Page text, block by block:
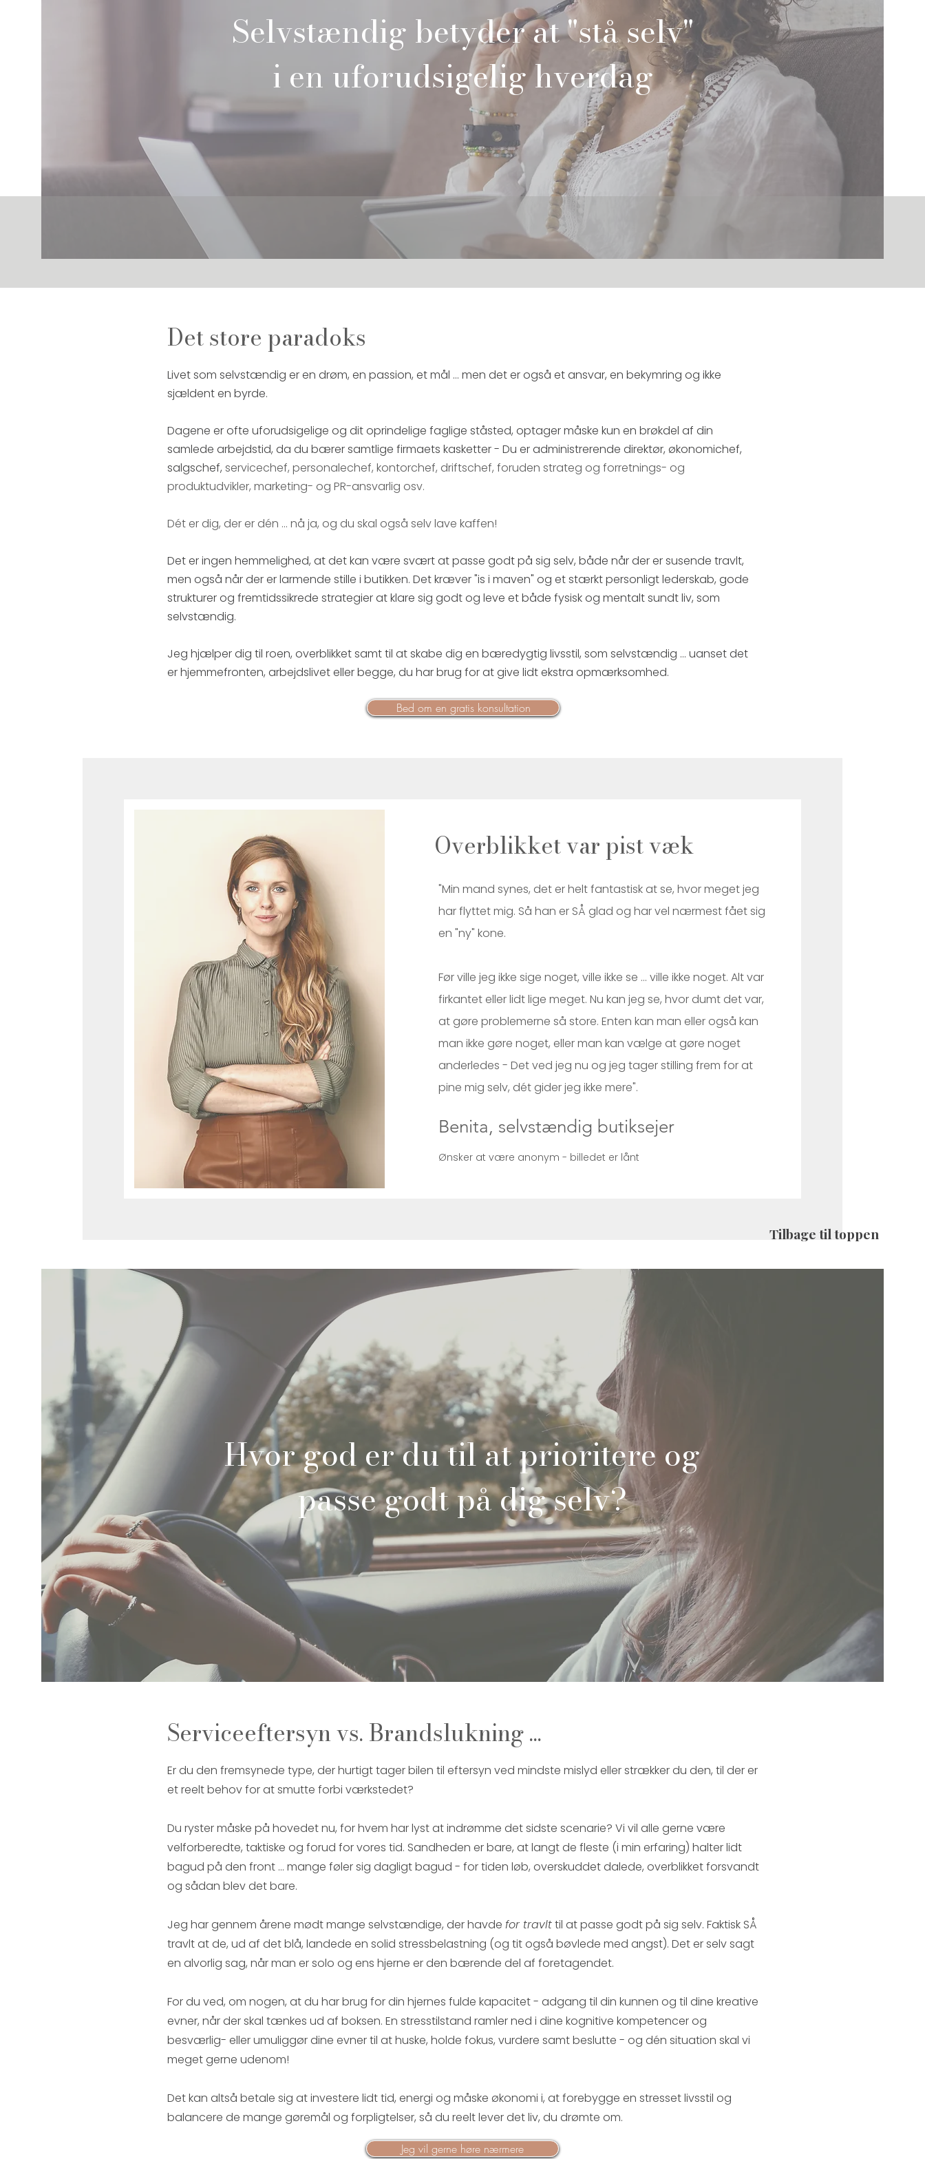
Tilbage til toppen
Selvstændig betyder at "stå selv"
i en uforudsigelig hverdag
Det store paradoks
Livet som selvstændig er en drøm, en passion, et mål ... men det er også et ansvar, en bekymring og ikke
sjældent en byrde.
Dagene er ofte uforudsigelige og dit oprindelige faglige ståsted, optager måske kun en brøkdel af din
samlede arbejdstid, da du bærer samtlige firmaets kasketter - Du er administrerende direktør, økonomichef,
salgschef, servicechef, personalechef, kontorchef, driftschef, foruden strateg og forretnings- og
produktudvikler, marketing- og PR-ansvarlig osv.
Dét er dig, der er dén ... nå ja, og du skal også selv lave kaffen!
Det er ingen hemmelighed, at det kan være svært at passe godt på sig selv, både når der er susende travlt,
men også når der er larmende stille i butikken. Det kræver "is i maven" og et stærkt personligt lederskab, gode
strukturer og fremtidssikrede strategier at klare sig godt og leve et både fysisk og mentalt sundt liv, som
selvstændig.
Jeg hjælper dig til roen, overblikket samt til at skabe dig en bæredygtig livsstil, som selvstændig ... uanset det
er hjemmefronten, arbejdslivet eller begge, du har brug for at give lidt ekstra opmærksomhed.
Bed om en gratis konsultation
Overblikket var pist væk
"Min mand synes, det er helt fantastisk at se, hvor meget jeg
har flyttet mig. Så han er SÅ glad og har vel nærmest fået sig
en "ny" kone.
Før ville jeg ikke sige noget, ville ikke se ... ville ikke noget. Alt var
firkantet eller lidt lige meget. Nu kan jeg se, hvor dumt det var,
at gøre problemerne så store. Enten kan man eller også kan
man ikke gøre noget, eller man kan vælge at gøre noget
anderledes - Det ved jeg nu og jeg tager stilling frem for at
pine mig selv, dét gider jeg ikke mere". ​​
Benita, selvstændig butiksejer
Ønsker at være anonym - billedet er lånt
Hvor god er du til at prioritere og
passe godt på dig selv?
Serviceeftersyn vs. Brandslukning ...
Er du den fremsynede type, der hurtigt tager bilen til eftersyn ved mindste mislyd eller strækker du den, til der er
et reelt behov for at smutte forbi værkstedet?
Du ryster måske på hovedet nu, for hvem har lyst at indrømme det sidste scenarie? Vi vil alle gerne være
velforberedte, taktiske og forud for vores tid. Sandheden er bare, at langt de fleste (i min erfaring) halter lidt
bagud på den front ... mange føler sig dagligt bagud - for tiden løb, overskuddet dalede, overblikket forsvandt
og sådan blev det bare.
Jeg har gennem årene mødt mange selvstændige, der havde for travlttil at passe godt på sig selv. Faktisk SÅ
travlt at de, ud af det blå, landede en solid stressbelastning (og tit også bøvlede med angst). Det er selv sagt
en alvorlig sag, når man er solo og ens hjerne er den bærende del af foretagendet.
For du ved, om nogen, at du har brug for din hjernes fulde kapacitet - adgang til din kunnen og til dine kreative
evner, når der skal tænkes ud af boksen. En stresstilstand ramler ned i dine kognitive kompetencer og
besværlig- eller umuliggør dine evner til at huske, holde fokus, vurdere samt beslutte - og dén situation skal vi
meget gerne udenom!
Det kan altså betale sig at investere lidt tid, energi og måske økonomi i, at forebygge en stresset livsstil og
balancere de mange gøremål og forpligtelser, så du reelt lever det liv, du drømte om.
Jeg vil gerne høre nærmere